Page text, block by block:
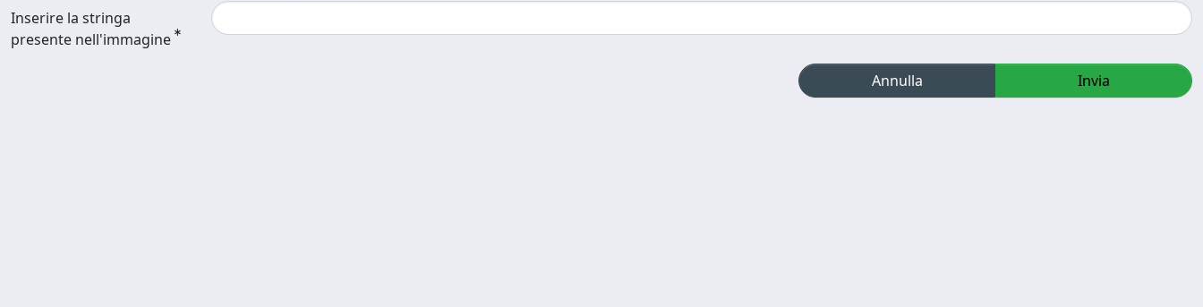
Inserire la stringa
presente nell'immagine
Annulla Invia